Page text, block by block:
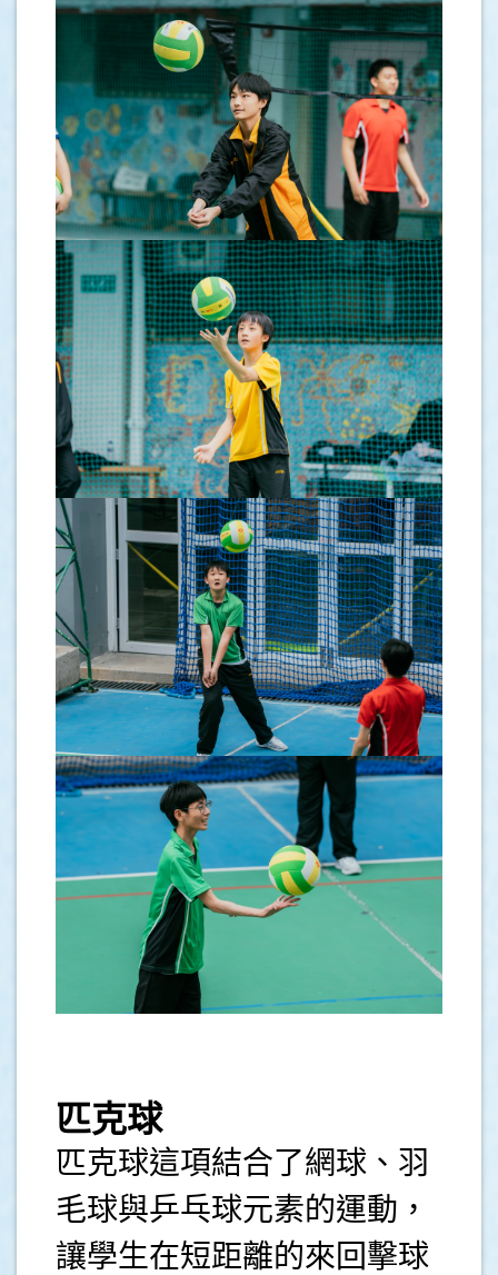
匹克球
匹克球這項結合了網球、羽
毛球與乒乓球元素的運動，
讓學生在短距離的來回擊球